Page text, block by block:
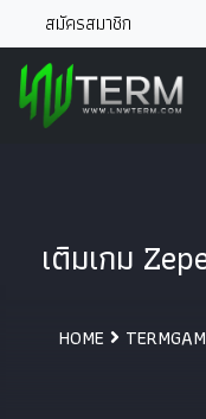
สมัครสมาชิก
เติมเกม
HOME